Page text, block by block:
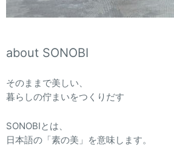
about SONOBI
そのままで美しい、
暮らしの佇まいをつくりだす
SONOBIとは、
日本語の「素の美」を意味します。